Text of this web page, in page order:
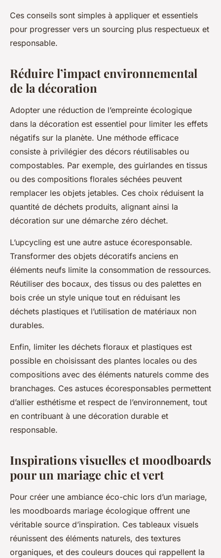
Ces conseils sont simples à appliquer et essentiels
pour progresser vers un sourcing plus respectueux et
responsable.
Réduire l’impact environnemental
de la décoration
Adopter une réduction de l’empreinte écologique
dans la décoration est essentiel pour limiter les effets
négatifs sur la planète. Une méthode efficace
consiste à privilégier des décors réutilisables ou
compostables. Par exemple, des guirlandes en tissus
ou des compositions florales séchées peuvent
remplacer les objets jetables. Ces choix réduisent la
quantité de déchets produits, alignant ainsi la
décoration sur une démarche zéro déchet.
L’upcycling est une autre astuce écoresponsable.
Transformer des objets décoratifs anciens en
éléments neufs limite la consommation de ressources.
Réutiliser des bocaux, des tissus ou des palettes en
bois crée un style unique tout en réduisant les
déchets plastiques et l’utilisation de matériaux non
durables.
Enfin, limiter les déchets floraux et plastiques est
possible en choisissant des plantes locales ou des
compositions avec des éléments naturels comme des
branchages. Ces astuces écoresponsables permettent
d’allier esthétisme et respect de l’environnement, tout
en contribuant à une décoration durable et
responsable.
Inspirations visuelles et moodboards
pour un mariage chic et vert
Pour créer une ambiance éco-chic lors d’un mariage,
les moodboards mariage écologique offrent une
véritable source d’inspiration. Ces tableaux visuels
réunissent des éléments naturels, des textures
organiques, et des couleurs douces qui rappellent la